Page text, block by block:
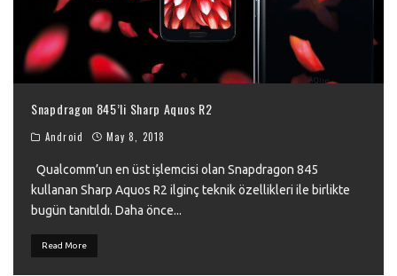
Snapdragon 845’li Sharp Aquos R2
Android May 8, 2018
Qualcomm’un en üst işlemcisi olan Snapdragon 845
kullanan Sharp Aquos R2 ilginç teknik özellikleri ile birlikte
bugün tanıtıldı. Daha önce...
Read More